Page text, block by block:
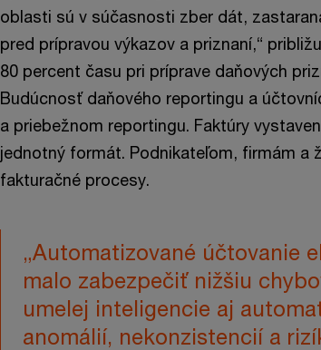
oblasti sú v súčasnosti zber dát,
pred prípravou výkazov a priznaní,“
80 percent času pri príprave daňových
Budúcnosť daňového reportingu a
a priebežnom reportingu. Faktúry
jednotný formát. Podnikateľom, firmám
fakturačné procesy.
„Automatizované účtovanie
malo zabezpečiť nižšiu
umelej inteligencie aj
anomálií, nekonzistencií a